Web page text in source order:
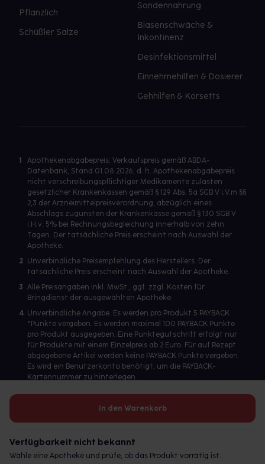
In den Warenkorb
Verfügbarkeit nicht bekannt
Wähle eine Apotheke und prüfe, ob das Produkt vorrätig ist.
Pflanzlich
Schüßler Salze
Sondennahrung
Blasenschwäche &
Inkontinenz
Desinfektionsmittel
Einnehmehilfen & Dosierer
Gehhilfen & Korsetts
1
Apothekenabgabepreis: Verkaufspreis gemäß ABDA-
Datenbank, Stand 01.08.2026, d. h. Apothekenabgabepreis
nicht verschreibungspflichtiger Medikamente zulasten
gesetzlicher Krankenkassen gemäß § 129 Abs. 5a SGB V i.V.m §§
2,3 der Arzneimittelpreisverordnung, abzüglich eines
Abschlags zugunsten der Krankenkasse gemäß § 130 SGB V
i.H.v. 5% bei Rechnungsbegleichung innerhalb von zehn
Tagen. Der tatsächliche Preis erscheint nach Auswahl der
Apotheke.
2 Unverbindliche Preisempfehlung des Herstellers. Der
tatsächliche Preis erscheint nach Auswahl der Apotheke.
3 Alle Preisangaben inkl. MwSt., ggf. zzgl. Kosten für
Bringdienst der ausgewählten Apotheke.
4 Unverbindliche Angabe. Es werden pro Produkt 5 PAYBACK
°Punkte vergeben. Es werden maximal 100 PAYBACK Punkte
pro Produkt ausgegeben. Eine Punktegutschrift erfolgt nur
für Produkte mit einem Einzelpreis ab 2 Euro. Für auf Rezept
abgegebene Artikel werden keine PAYBACK Punkte vergeben.
Es wird ein Benutzerkonto benötigt, um die PAYBACK-
Kartennummer zu hinterlegen.
Betreiber des Portals und verantwortlich: gesund.de GmbH &
© 2026 gesund.de GmbH & Co. KG